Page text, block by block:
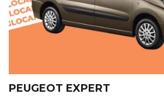
PEUGEOT EXPERT